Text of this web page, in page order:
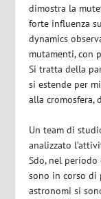
dimostra la
forte influenza
dynamics
mutamenti, con
Si tratta della
si estende per
alla cromosfera,
Un team di
analizzato
Sdo, nel
sono in corso
astronomi si